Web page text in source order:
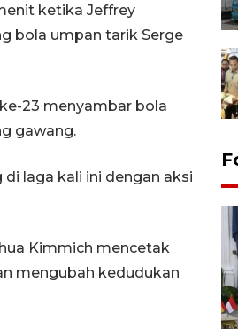
ketika Jeffrey
bola umpan tarik Serge
23 menyambar bola
gawang.
laga kali ini dengan aksi
Kimmich mencetak
mengubah kedudukan